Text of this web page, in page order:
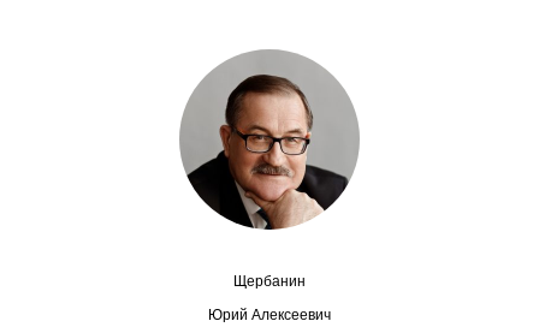
Отчетность
Противодействие коррупции
Материалы для СМИ
Щербанин
Юрий Алексеевич